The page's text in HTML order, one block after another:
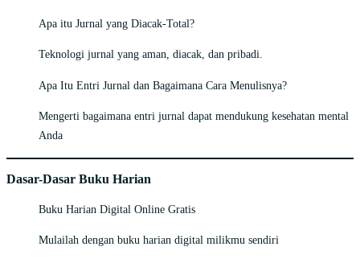
Apa itu Jurnal yang Diacak-Total?
Teknologi jurnal yang aman, diacak, dan pribadi.
Apa Itu Entri Jurnal dan Bagaimana Cara Menulisnya?
Mengerti bagaimana entri jurnal dapat mendukung kesehatan mental
Anda
Dasar-Dasar Buku Harian
Buku Harian Digital Online Gratis
Mulailah dengan buku harian digital milikmu sendiri